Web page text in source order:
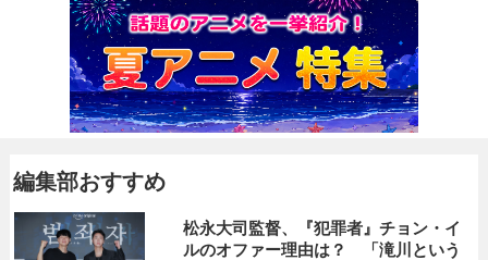
編集部おすすめ
松永大司監督、『犯罪者』チョン・イ
ルのオファー理由は？ 「滝川という